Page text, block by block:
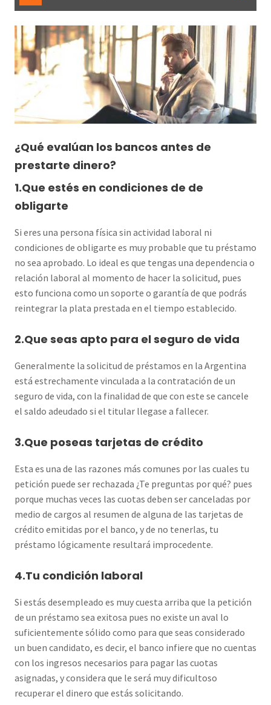
¿Qué evalúan los bancos antes de
prestarte dinero?
1.Que estés en condiciones de de
obligarte
Si eres una persona física sin actividad laboral ni
condiciones de obligarte es muy probable que tu préstamo
no sea aprobado. Lo ideal es que tengas una dependencia o
relación laboral al momento de hacer la solicitud, pues
esto funciona como un soporte o garantía de que podrás
reintegrar la plata prestada en el tiempo establecido.
2.Que seas apto para el seguro de vida
Generalmente la solicitud de préstamos en la Argentina
está estrechamente vinculada a la contratación de un
seguro de vida, con la finalidad de que con este se cancele
el saldo adeudado si el titular llegase a fallecer.
3.Que poseas tarjetas de crédito
Esta es una de las razones más comunes por las cuales tu
petición puede ser rechazada ¿Te preguntas por qué? pues
porque muchas veces las cuotas deben ser canceladas por
medio de cargos al resumen de alguna de las tarjetas de
crédito emitidas por el banco, y de no tenerlas, tu
préstamo lógicamente resultará improcedente.
4.Tu condición laboral
Si estás desempleado es muy cuesta arriba que la petición
de un préstamo sea exitosa pues no existe un aval lo
suficientemente sólido como para que seas considerado
un buen candidato, es decir, el banco infiere que no cuentas
con los ingresos necesarios para pagar las cuotas
asignadas, y considera que le será muy dificultoso
recuperar el dinero que estás solicitando.